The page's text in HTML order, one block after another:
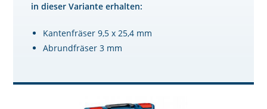
in dieser Variante erhalten:
Kantenfräser 9,5 x 25,4 mm
Abrundfräser 3 mm